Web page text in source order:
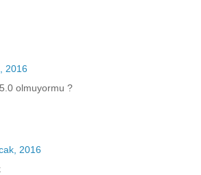
2016
olmuyormu ?
2016